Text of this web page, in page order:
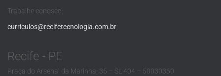
Trabalhe conosco:
curriculos@recifetecnologia.com.br
Recife - PE
Praça do Arsenal da Marinha, 35 – SL 404 – 50030360